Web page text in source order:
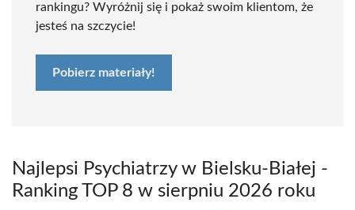
rankingu? Wyróżnij się i pokaż swoim klientom, że
jesteś na szczycie!
Pobierz materiały!
Najlepsi Psychiatrzy w Bielsku-Białej -
Ranking TOP 8 w sierpniu 2026 roku